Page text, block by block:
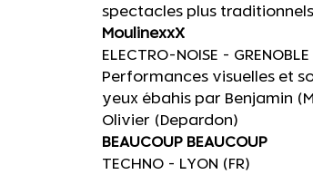
spectacles plus
MoulinexxX
ELECTRO-NOISE - GRENOBLE
Performances visuelles et
yeux ébahis par Benjamin
Olivier (Depardon)
BEAUCOUP BEAUCOUP
TECHNO - LYON (FR)